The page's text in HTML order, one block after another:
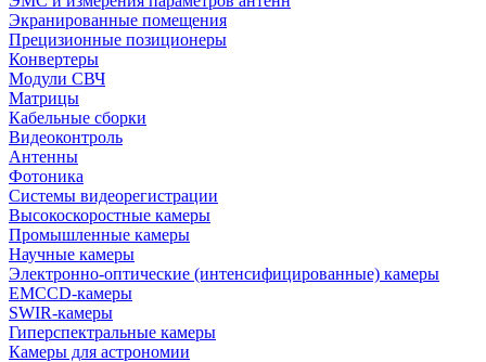
Экранированные помещения
Прецизионные позиционеры
Конвертеры
Модули СВЧ
Матрицы
Кабельные сборки
Видеоконтроль
Антенны
Фотоника
Cистемы видеорегистрации
Высокоскоростные камеры
Промышленные камеры
Научные камеры
Электронно-оптические (интенсифицированные) камеры
EMCCD-камеры
SWIR-камеры
Гиперспектральные камеры
Камеры для астрономии